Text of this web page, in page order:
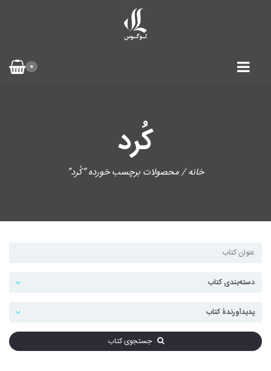
0
کُرد
خانه/ محصولات برچسب خورده “کُرد”
جستجوی کتاب